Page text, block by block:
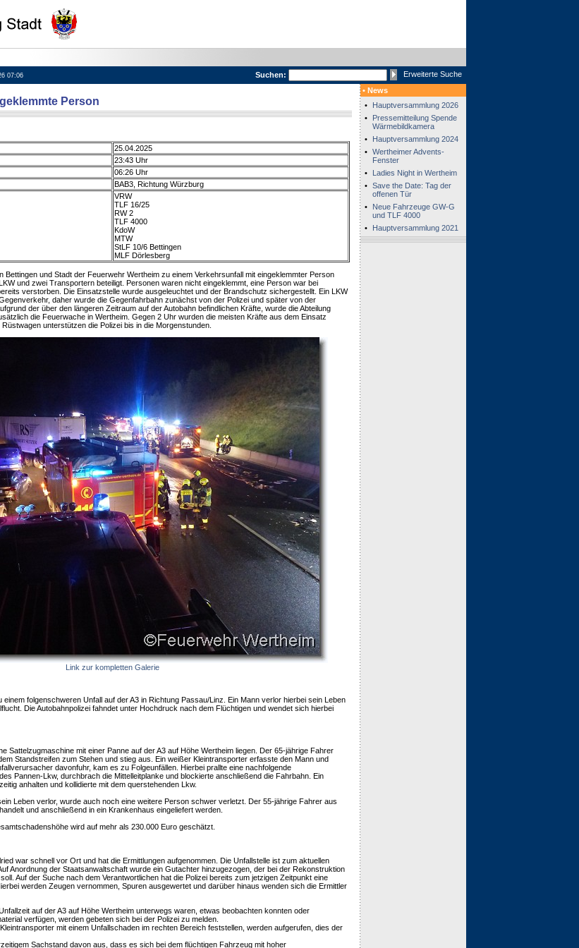
07:06 Suchen: Erweiterte Suche
Person
25.04.2025
23:43 Uhr
06:26 Uhr
BAB3, Richtung Würzburg
VRW
TLF 16/25
RW 2
TLF 4000
KdoW
MTW
StLF 10/6 Bettingen
MLF Dörlesberg
Bettingen und Stadt der Feuerwehr Wertheim zu einem Verkehrsunfall mit eingeklemmter Person
und zwei Transportern beteiligt. Personen waren nicht eingeklemmt, eine Person war bei
verstorben. Die Einsatzstelle wurde ausgeleuchtet und der Brandschutz sichergestellt. Ein LKW
daher wurde die Gegenfahrbahn zunächst von der Polizei und später von der
der über den längeren Zeitraum auf der Autobahn befindlichen Kräfte, wurde die Abteilung
die Feuerwache in Wertheim. Gegen 2 Uhr wurden die meisten Kräfte aus dem Einsatz
unterstützen die Polizei bis in die Morgenstunden.
Link zur kompletten Galerie
folgenschweren Unfall auf der A3 in Richtung Passau/Linz. Ein Mann verlor hierbei sein Leben
Die Autobahnpolizei fahndet unter Hochdruck nach dem Flüchtigen und wendet sich hierbei
Sattelzugmaschine mit einer Panne auf der A3 auf Höhe Wertheim liegen. Der 65-jährige Fahrer
Standstreifen zum Stehen und stieg aus. Ein weißer Kleintransporter erfasste den Mann und
davonfuhr, kam es zu Folgeunfällen. Hierbei prallte eine nachfolgende
Pannen-Lkw, durchbrach die Mittelleitplanke und blockierte anschließend die Fahrbahn. Ein
anhalten und kollidierte mit dem querstehenden Lkw.
Leben verlor, wurde auch noch eine weitere Person schwer verletzt. Der 55-jährige Fahrer aus
und anschließend in ein Krankenhaus eingeliefert werden.
wird auf mehr als 230.000 Euro geschätzt.
war schnell vor Ort und hat die Ermittlungen aufgenommen. Die Unfallstelle ist zum aktuellen
Anordnung der Staatsanwaltschaft wurde ein Gutachter hinzugezogen, der bei der Rekonstruktion
Auf der Suche nach dem Verantwortlichen hat die Polizei bereits zum jetzigen Zeitpunkt eine
werden Zeugen vernommen, Spuren ausgewertet und darüber hinaus wenden sich die Ermittler
auf der A3 auf Höhe Wertheim unterwegs waren, etwas beobachten konnten oder
verfügen, werden gebeten sich bei der Polizei zu melden.
mit einem Unfallschaden im rechten Bereich feststellen, werden aufgerufen, dies der
Sachstand davon aus, dass es sich bei dem flüchtigen Fahrzeug mit hoher
• News
•
Hauptversammlung 2026
•
Pressemitteilung Spende
Wärmebildkamera
•
Hauptversammlung 2024
• Wertheimer Advents-
Fenster
•
Ladies Night in Wertheim
• Save the Date: Tag der
offenen Tür
•
Neue Fahrzeuge GW-G
und TLF 4000
•
Hauptversammlung 2021